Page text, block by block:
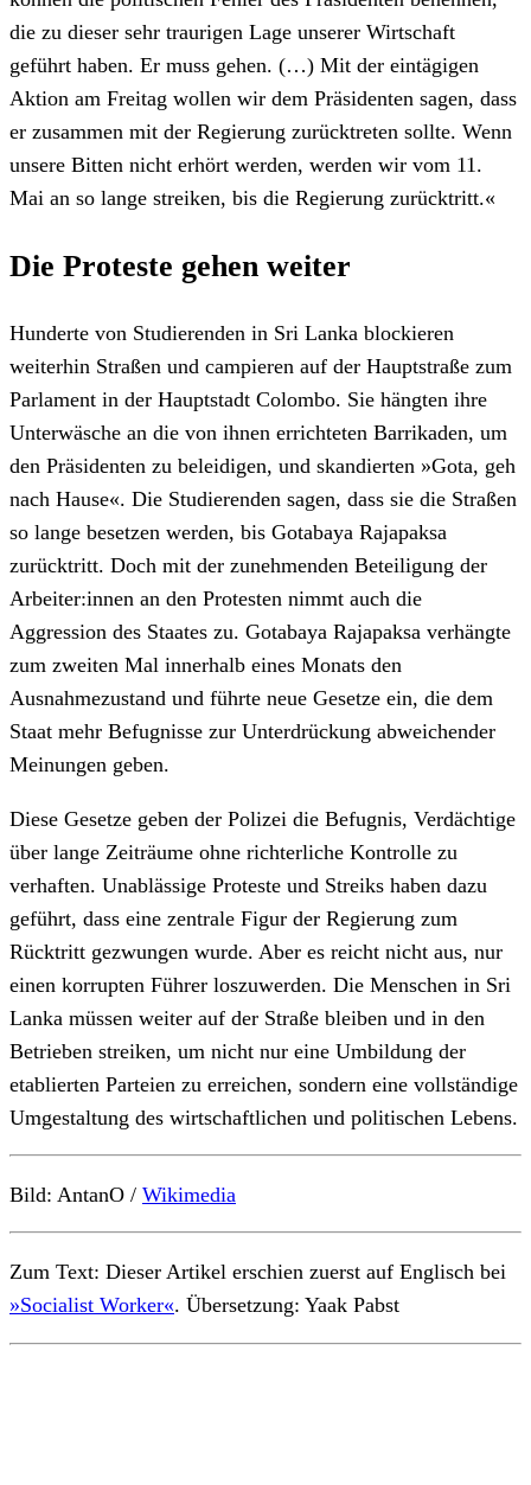
die zu dieser sehr traurigen Lage unserer Wirtschaft
geführt haben. Er muss gehen. (…) Mit der eintägigen
Aktion am Freitag wollen wir dem Präsidenten sagen, dass
er zusammen mit der Regierung zurücktreten sollte. Wenn
unsere Bitten nicht erhört werden, werden wir vom 11.
Mai an so lange streiken, bis die Regierung zurücktritt.«
Die Proteste gehen weiter
Hunderte von Studierenden in Sri Lanka blockieren
weiterhin Straßen und campieren auf der Hauptstraße zum
Parlament in der Hauptstadt Colombo. Sie hängten ihre
Unterwäsche an die von ihnen errichteten Barrikaden, um
den Präsidenten zu beleidigen, und skandierten »Gota, geh
nach Hause«. Die Studierenden sagen, dass sie die Straßen
so lange besetzen werden, bis Gotabaya Rajapaksa
zurücktritt. Doch mit der zunehmenden Beteiligung der
Arbeiter:innen an den Protesten nimmt auch die
Aggression des Staates zu. Gotabaya Rajapaksa verhängte
zum zweiten Mal innerhalb eines Monats den
Ausnahmezustand und führte neue Gesetze ein, die dem
Staat mehr Befugnisse zur Unterdrückung abweichender
Meinungen geben.
Diese Gesetze geben der Polizei die Befugnis, Verdächtige
über lange Zeiträume ohne richterliche Kontrolle zu
verhaften. Unablässige Proteste und Streiks haben dazu
geführt, dass eine zentrale Figur der Regierung zum
Rücktritt gezwungen wurde. Aber es reicht nicht aus, nur
einen korrupten Führer loszuwerden. Die Menschen in Sri
Lanka müssen weiter auf der Straße bleiben und in den
Betrieben streiken, um nicht nur eine Umbildung der
etablierten Parteien zu erreichen, sondern eine vollständige
Umgestaltung des wirtschaftlichen und politischen Lebens.
Bild: AntanO / Wikimedia
Zum Text: Dieser Artikel erschien zuerst auf Englisch bei
»Socialist Worker«. Übersetzung: Yaak Pabst